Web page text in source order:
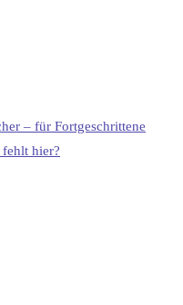
– für Fortgeschrittene
hier?